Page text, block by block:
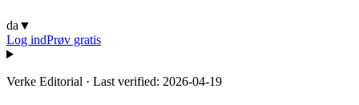
da ▼
Log indPrøv gratis
Verke Editorial · Last verified: 2026-04-19